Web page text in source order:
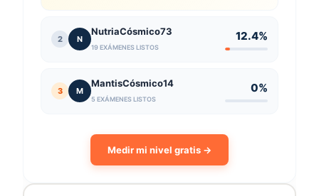
2 N
NutriaCósmico73
19 EXÁMENES LISTOS
12.4%
3 M
MantisCósmico14
5 EXÁMENES LISTOS
0%
Medir mi nivel gratis →